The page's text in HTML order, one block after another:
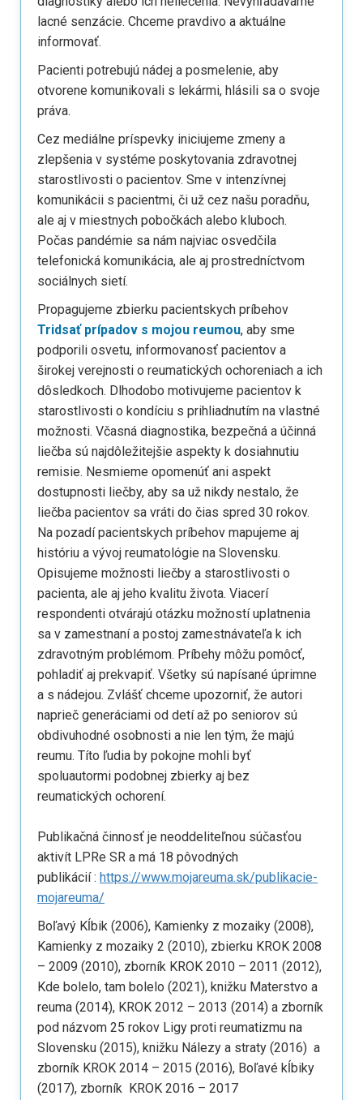
lacné senzácie. Chceme pravdivo a aktuálne
informovať.
Pacienti potrebujú nádej a posmelenie, aby
otvorene komunikovali s lekármi, hlásili sa o svoje
práva.
Cez mediálne príspevky iniciujeme zmeny a
zlepšenia v systéme poskytovania zdravotnej
starostlivosti o pacientov. Sme v intenzívnej
komunikácii s pacientmi, či už cez našu poradňu,
ale aj v miestnych pobočkách alebo kluboch.
Počas pandémie sa nám najviac osvedčila
telefonická komunikácia, ale aj prostredníctvom
sociálnych sietí.
Propagujeme zbierku pacientskych príbehov
Tridsať prípadov s mojou reumou, aby sme
podporili osvetu, informovanosť pacientov a
širokej verejnosti o reumatických ochoreniach a ich
dôsledkoch. Dlhodobo motivujeme pacientov k
starostlivosti o kondíciu s prihliadnutím na vlastné
možnosti. Včasná diagnostika, bezpečná a účinná
liečba sú najdôležitejšie aspekty k dosiahnutiu
remisie. Nesmieme opomenúť ani aspekt
dostupnosti liečby, aby sa už nikdy nestalo, že
liečba pacientov sa vráti do čias spred 30 rokov.
Na pozadí pacientskych príbehov mapujeme aj
históriu a vývoj reumatológie na Slovensku.
Opisujeme možnosti liečby a starostlivosti o
pacienta, ale aj jeho kvalitu života. Viacerí
respondenti otvárajú otázku možností uplatnenia
sa v zamestnaní a postoj zamestnávateľa k ich
zdravotným problémom. Príbehy môžu pomôcť,
pohladiť aj prekvapiť. Všetky sú napísané úprimne
a s nádejou. Zvlášť chceme upozorniť, že autori
naprieč generáciami od detí až po seniorov sú
obdivuhodné osobnosti a nie len tým, že majú
reumu. Títo ľudia by pokojne mohli byť
spoluautormi podobnej zbierky aj bez
reumatických ochorení.
Publikačná činnosť je neoddeliteľnou súčasťou
aktivít LPRe SR a má 18 pôvodných
publikácií : https://www.mojareuma.sk/publikacie-
mojareuma/
Boľavý Kĺbik (2006), Kamienky z mozaiky (2008),
Kamienky z mozaiky 2 (2010), zbierku KROK 2008
– 2009 (2010), zborník KROK 2010 – 2011 (2012),
Kde bolelo, tam bolelo (2021), knižku Materstvo a
reuma (2014), KROK 2012 – 2013 (2014) a zborník
pod názvom 25 rokov Ligy proti reumatizmu na
Slovensku (2015), knižku Nálezy a straty (2016) a
zborník KROK 2014 – 2015 (2016), Boľavé kĺbiky
(2017), zborník KROK 2016 – 2017